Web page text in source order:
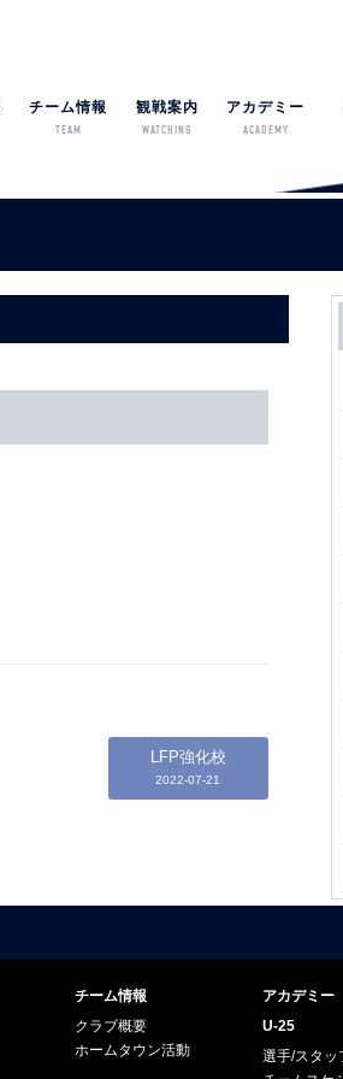
チーム情報
TEAM
観戦案内
WATCHING
アカデミー
ACADEMY
LFP強化校
2022-07-21
チーム情報
クラブ概要
ホームタウン活動
アカデミー
U-25
選手/スタッ